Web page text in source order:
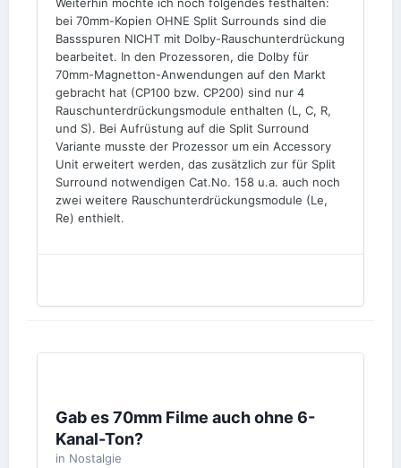
bei 70mm-Kopien OHNE Split Surrounds sind die
Bassspuren NICHT mit Dolby-Rauschunterdrückung
bearbeitet. In den Prozessoren, die Dolby für
70mm-Magnetton-Anwendungen auf den Markt
gebracht hat (CP100 bzw. CP200) sind nur 4
Rauschunterdrückungsmodule enthalten (L, C, R,
und S). Bei Aufrüstung auf die Split Surround
Variante musste der Prozessor um ein Accessory
Unit erweitert werden, das zusätzlich zur für Split
Surround notwendigen Cat.No. 158 u.a. auch noch
zwei weitere Rauschunterdrückungsmodule (Le,
Re) enthielt.
Gab es 70mm Filme auch ohne 6-
Kanal-Ton?
in Nostalgie